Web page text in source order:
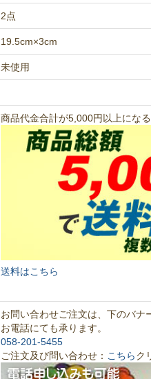
2点
19.5cm×3cm
未使用
商品代金合計が5,000円以上にな
送料はこちら
お問い合わせご注文は、下のバナ
お電話にても承ります。
058-201-5455
ご注文及び問い合わせ： こちらク